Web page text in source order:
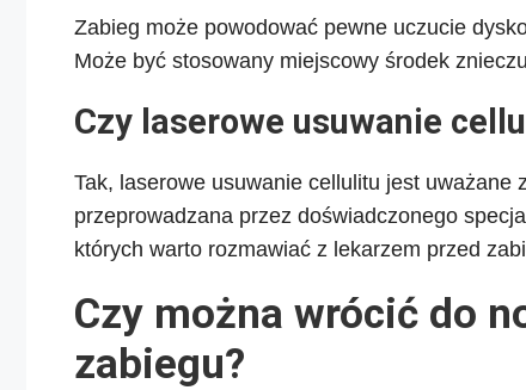
Zabieg może powodować pewne uczucie
Może być stosowany miejscowy środek
Czy laserowe usuwanie
Tak, laserowe usuwanie cellulitu jest
przeprowadzana przez doświadczonego
których warto rozmawiać z lekarzem przed
Czy można wrócić do
zabiegu?